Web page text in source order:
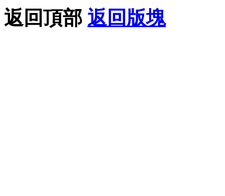
返回頂部 返回版塊